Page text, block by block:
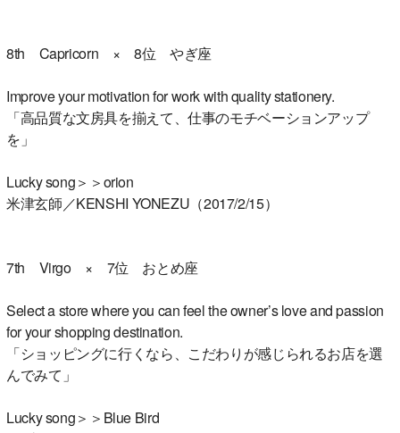
8th Capricorn × 8位 やぎ座
Improve your motivation for work with quality stationery.
「高品質な文房具を揃えて、仕事のモチベーションアップ
を」
Lucky song＞＞orion
米津玄師／KENSHI YONEZU（2017/2/15）
7th Virgo × 7位 おとめ座
Select a store where you can feel the owner’s love and passion
for your shopping destination.
「ショッピングに行くなら、こだわりが感じられるお店を選
んでみて」
Lucky song＞＞Blue Bird